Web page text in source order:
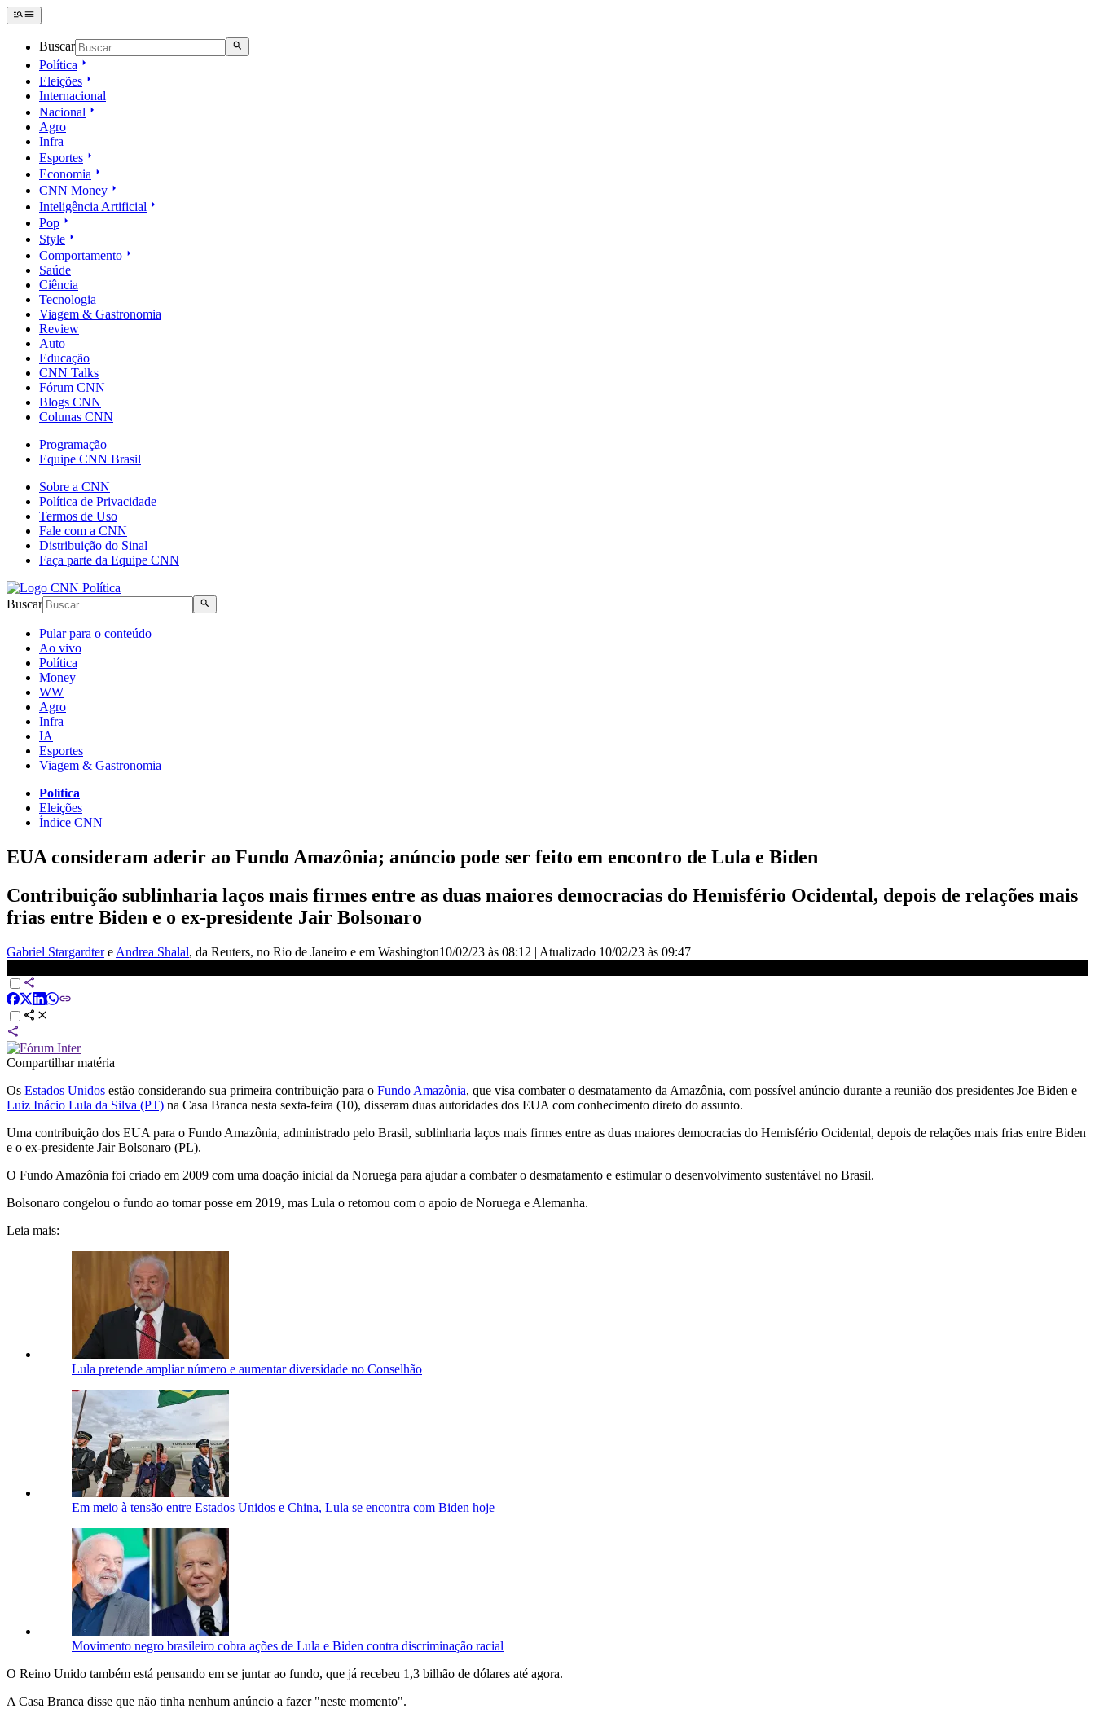
Buscar
Política
Eleições
Internacional
Nacional
Agro
Infra
Esportes
Economia
CNN Money
Inteligência Artificial
Pop
Style
Comportamento
Saúde
Ciência
Tecnologia
Viagem & Gastronomia
Review
Auto
Educação
CNN Talks
Fórum CNN
Blogs CNN
Colunas CNN
Programação
Equipe CNN Brasil
Sobre a CNN
Política de Privacidade
Termos de Uso
Fale com a CNN
Distribuição do Sinal
Faça parte da Equipe CNN
Buscar
Pular para o conteúdo
Ao vivo
Política
Money
WW
Agro
Infra
IA
Esportes
Viagem & Gastronomia
Política
Eleições
Índice CNN
EUA consideram aderir ao Fundo Amazônia; anúncio pode ser feito em encontro de Lula e Biden
Contribuição sublinharia laços mais firmes entre as duas maiores democracias do Hemisfério Ocidental, depois de relações mais
frias entre Biden e o ex-presidente Jair Bolsonaro
Gabriel Stargardtere Andrea Shalal, da Reuters, no Rio de Janeiro e em Washington10/02/23 às 08:12 | Atualizado 10/02/23 às 09:47
Compartilhar matéria
Os Estados Unidos estão considerando sua primeira contribuição para o Fundo Amazônia, que visa combater o desmatamento da Amazônia, com possível anúncio durante a reunião dos presidentes Joe Biden e
Luiz Inácio Lula da Silva (PT) na Casa Branca nesta sexta-feira (10), disseram duas autoridades dos EUA com conhecimento direto do assunto.
Uma contribuição dos EUA para o Fundo Amazônia, administrado pelo Brasil, sublinharia laços mais firmes entre as duas maiores democracias do Hemisfério Ocidental, depois de relações mais frias entre Biden
e o ex-presidente Jair Bolsonaro (PL).
O Fundo Amazônia foi criado em 2009 com uma doação inicial da Noruega para ajudar a combater o desmatamento e estimular o desenvolvimento sustentável no Brasil.
Bolsonaro congelou o fundo ao tomar posse em 2019, mas Lula o retomou com o apoio de Noruega e Alemanha.
Leia mais:
Lula pretende ampliar número e aumentar diversidade no Conselhão
Em meio à tensão entre Estados Unidos e China, Lula se encontra com Biden hoje
Movimento negro brasileiro cobra ações de Lula e Biden contra discriminação racial
O Reino Unido também está pensando em se juntar ao fundo, que já recebeu 1,3 bilhão de dólares até agora.
A Casa Branca disse que não tinha nenhum anúncio a fazer "neste momento".